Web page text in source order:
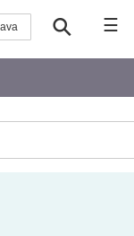
☰